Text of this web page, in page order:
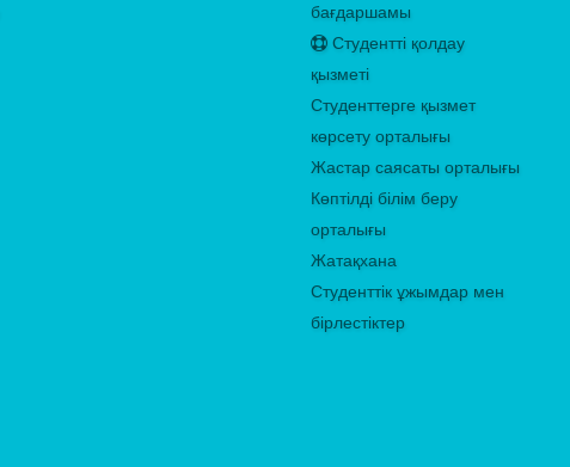
бағдаршамы
Студентті қолдау
қызметі
Студенттерге қызмет
көрсету орталығы
Жастар саясаты орталығы
Көптілді білім беру
орталығы
Жатақхана
Студенттік ұжымдар мен
бірлестіктер